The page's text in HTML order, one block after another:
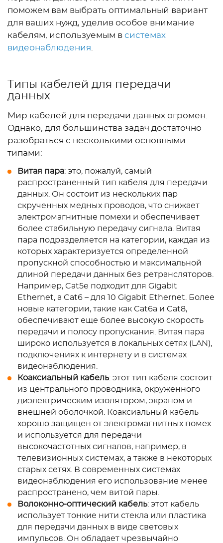
поможем вам выбрать оптимальный вариант
для ваших нужд, уделив особое внимание
кабелям, используемым в системах
видеонаблюдения
Типы кабелей для передачи
данных
Мир кабелей для передачи данных огромен.
Однако, для большинства задач достаточно
разобраться с несколькими основными
типами:
Витая пара: это, пожалуй, самый
распространенный тип кабеля для передачи
данных. Он состоит из нескольких пар
скрученных медных проводов, что снижает
электромагнитные помехи и обеспечивает
более стабильную передачу сигнала. Витая
пара подразделяется на категории, каждая из
которых характеризуется определенной
пропускной способностью и максимальной
длиной передачи данных без ретрансляторов.
Например, Cat5e подходит для Gigabit
Ethernet, а Cat6 – для 10 Gigabit Ethernet. Более
новые категории, такие как Cat6a и Cat8,
обеспечивают еще более высокую скорость
передачи и полосу пропускания. Витая пара
широко используется в локальных сетях (LAN),
подключениях к интернету и в системах
видеонаблюдения.
Коаксиальный кабель: этот тип кабеля состоит
из центрального проводника, окруженного
диэлектрическим изолятором, экраном и
внешней оболочкой. Коаксиальный кабель
хорошо защищен от электромагнитных помех
и используется для передачи
высокочастотных сигналов, например, в
телевизионных системах, а также в некоторых
старых сетях. В современных системах
видеонаблюдения его использование менее
распространено, чем витой пары.
Волоконно-оптический кабель: этот кабель
использует тонкие нити стекла или пластика
для передачи данных в виде световых
импульсов. Он обладает чрезвычайно